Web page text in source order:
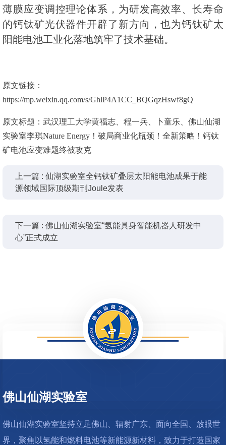
薄膜应变调控理论体系，为研发高效率、长寿命
的钙钛矿光伏器件开辟了新方向，也为钙钛矿太
阳能电池工业化落地筑牢了技术基础。
原文链接：
https://mp.weixin.qq.com/s/GhlP4A1CC_BQGqzHswf8gQ
原文标题：武汉理工大学黄福志、程一兵、卜童乐、佛山仙湖
实验室李琪Nature Energy！破局商业化瓶颈！全新策略！钙钛
矿电池应变难题终被攻克
上一篇 : 仙湖实验室全钙钛矿叠层太阳能电池成果于能
源领域国际顶级期刊Joule发表
下一篇 : 佛山仙湖实验室“氢能具身智能机器人研发中
心”正式成立
佛山仙湖实验室
佛山仙湖实验室坚持立足佛山、辐射广东、面向全国、放眼世
界，聚焦以氢能和燃料电池等新能源新材料，致力于打造国家